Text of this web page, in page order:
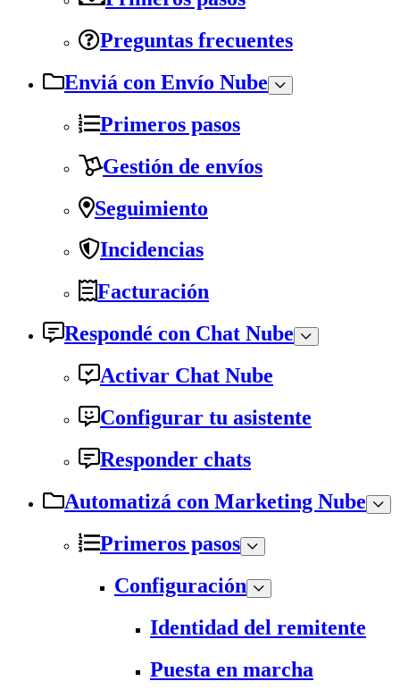
Preguntas frecuentes
Enviá con Envío Nube
Primeros pasos
Gestión de envíos
Seguimiento
Incidencias
Facturación
Respondé con Chat Nube
Activar Chat Nube
Configurar tu asistente
Responder chats
Automatizá con Marketing Nube
Primeros pasos
Configuración
Identidad del remitente
Puesta en marcha